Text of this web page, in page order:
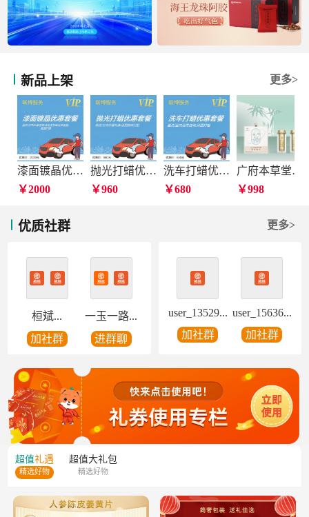
新品上架 更多>
漆面镀晶优惠套餐
￥2000
抛光打蜡优惠套餐
￥960
洗车打蜡优惠套餐
￥680
广府本草堂元宝枫神经酸凝胶糖果
￥998
优质社群 更多>
桓斌...
加社群
一玉一路...
进群聊
user_13529...
加社群
user_15636...
加社群
超值礼遇
精选好物
超值大礼包
精选好物